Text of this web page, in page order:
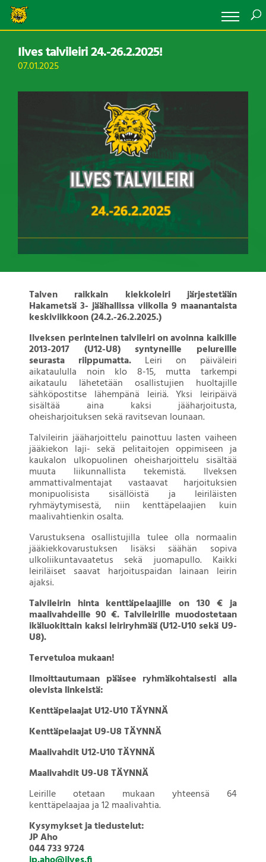
Ilves talvileiri 24.-26.2.2025!
07.01.2025
Talven raikkain kiekkoleiri järjestetään
Hakametsä 3- jäähallissa viikolla 9 maanantaista
keskiviikkoon (24.2.-26.2.2025.)
Ilveksen perinteinen talvileiri on avoinna kaikille
2013-2017 (U12-U8) syntyneille pelureille
seurasta riippumatta. Leiri on päiväleiri
aikataululla noin klo 8-15, mutta tarkempi
aikataulu lähetetään osallistujien huoltajille
sähköpostitse lähempänä leiriä. Yksi leiripäivä
sisältää aina kaksi jääharjoitusta,
oheisharjoituksen sekä ravitsevan lounaan.
Talvileirin jääharjoittelu painottuu lasten vaiheen
jääkiekon laji- sekä pelitaitojen oppimiseen ja
kaukalon ulkopuolinen oheisharjoittelu sisältää
muuta liikunnallista tekemistä. Ilveksen
ammattivalmentajat vastaavat harjoituksien
monipuolisista sisällöistä ja leiriläisten
ryhmäytymisestä, niin kenttäpelaajien kuin
maalivahtienkin osalta.
Varustuksena osallistujilla tulee olla normaalin
jääkiekkovarustuksen lisäksi säähän sopiva
ulkoliikuntavaatetus sekä juomapullo. Kaikki
leiriläiset saavat harjoituspaidan lainaan leirin
ajaksi.
Talvileirin hinta kenttäpelaajille on 130 € ja
maalivahdeille 90 €. Talvileirille muodostetaan
ikäluokittain kaksi leiriryhmää (U12-U10 sekä U9-
U8).
Tervetuloa mukaan!
Ilmoittautumaan pääsee ryhmäkohtaisesti alla
olevista linkeistä:
Kenttäpelaajat U12-U10 TÄYNNÄ
Kenttäpelaajat U9-U8 TÄYNNÄ
Maalivahdit U12-U10 TÄYNNÄ
Maalivahdit U9-U8 TÄYNNÄ
Leirille otetaan mukaan yhteensä 64
kenttäpelaajaa ja 12 maalivahtia.
Kysymykset ja tiedustelut:
JP Aho
044 733 9724